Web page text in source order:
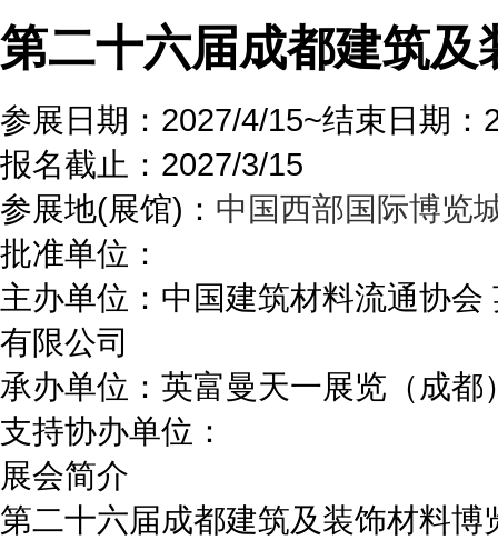
第二十六届成都建筑及
参展日期： 2027/4/15~结束日期：
报名截止： 2027/3/15
参展地(展馆)： 中国西部国际博览
批准单位：
主办单位： 中国建筑材料流通协
有限公司
承办单位： 英富曼天一展览（成都
支持协办单位：
展会简介
第二十六届成都建筑及装饰材料博